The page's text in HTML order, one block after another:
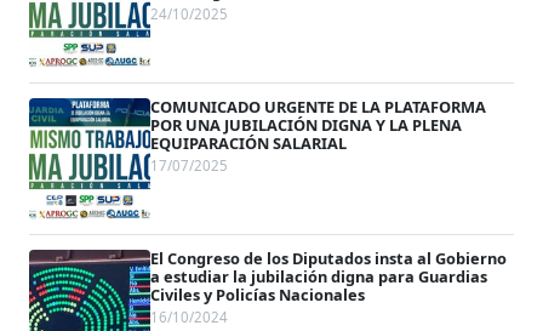
24/10/2025
COMUNICADO URGENTE DE LA PLATAFORMA
POR UNA JUBILACIÓN DIGNA Y LA PLENA
EQUIPARACIÓN SALARIAL
17/07/2025
El Congreso de los Diputados insta al Gobierno
a estudiar la jubilación digna para Guardias
Civiles y Policías Nacionales
16/10/2024